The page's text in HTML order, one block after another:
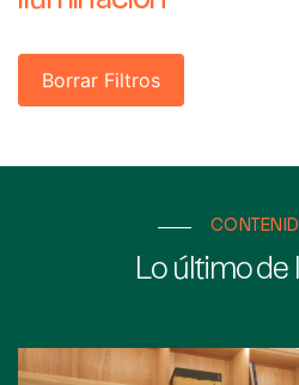
Borrar Filtros
Lo último de